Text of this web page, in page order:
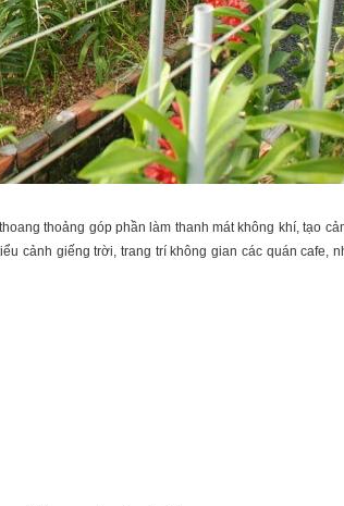
thoảng góp phần làm thanh mát không khí, tạo
cảnh giếng trời, trang trí không gian các quán cafe,